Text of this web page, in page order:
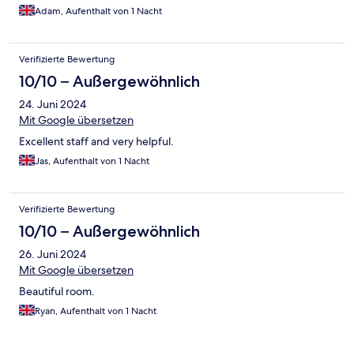
Adam, Aufenthalt von 1 Nacht
Verifizierte Bewertung
10/10 – Außergewöhnlich
24. Juni 2024
Mit Google übersetzen
Excellent staff and very helpful.
Jas, Aufenthalt von 1 Nacht
Verifizierte Bewertung
10/10 – Außergewöhnlich
26. Juni 2024
Mit Google übersetzen
Beautiful room.
Ryan, Aufenthalt von 1 Nacht